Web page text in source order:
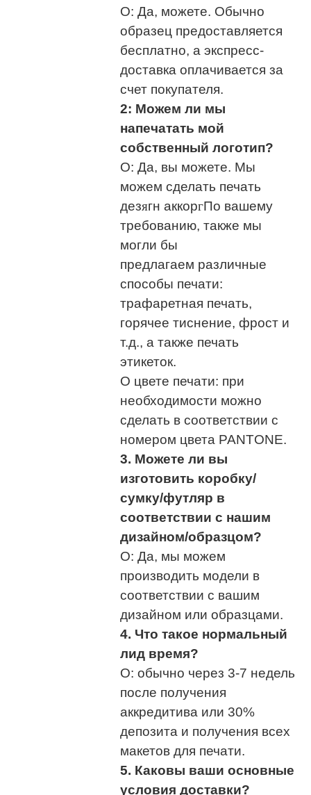
О: Да, можете. Обычно
образец предоставляется
бесплатно, а экспресс-
доставка оплачивается за
счет покупателя.
2: Можем ли мы
напечатать мой
собственный логотип?
О: Да, вы можете. Мы
можем сделать печать
дезягн аккоргПо вашему
требованию, также мы
могли бы
предлагаем различные
способы печати:
трафаретная печать,
горячее тиснение, фрост и
т.д., а также печать
этикеток.
О цвете печати: при
необходимости можно
сделать в соответствии с
номером цвета PANTONE.
3. Можете ли вы
изготовить коробку/
сумку/футляр в
соответствии с нашим
дизайном/образцом?
О: Да, мы можем
производить модели в
соответствии с вашим
дизайном или образцами.
4. Что такое нормальный
лид время?
О: обычно через 3-7 недель
после получения
аккредитива или 30%
депозита и получения всех
макетов для печати.
5. Каковы ваши основные
условия доставки?